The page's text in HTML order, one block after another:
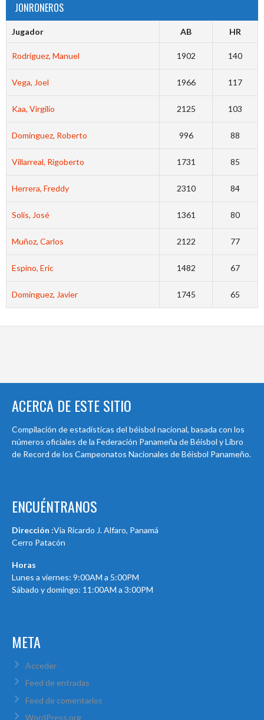
JONRONEROS
Jugador AB HR
Rodríguez, Manuel 1902 140
Vega, Joel 1966 117
Kaa, Virgilio 2125 103
Dominguez, Roberto 996 88
Villarreal, Rigoberto 1731 85
Herrera, Freddy 2310 84
Solís, José 1361 80
Muñoz, Carlos 2122 77
Espino, Eric 1482 67
Domínguez, Javier 1745 65
ACERCA DE ESTE SITIO
Compilación de estadísticas del béisbol nacional, basada con los
números oficiales de la Federación Panameña de Béisbol y Libro
de Record de los Campeonatos Nacionales de Béisbol Panameño.
ENCUÉNTRANOS
Dirección :Via Ricardo J. Alfaro, Panamá
Cerro Patacón
Horas
Lunes a viernes: 9:00AM a 5:00PM
Sábado y domingo: 11:00AM a 3:00PM
META
Acceder
Feed de entradas
Feed de comentarios
WordPress.org